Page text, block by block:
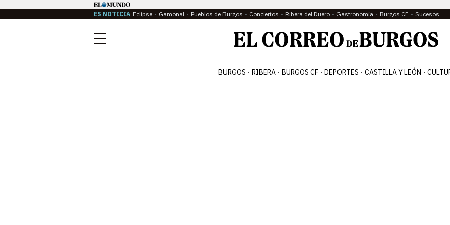
ES NOTICIA Eclipse Gamonal Pueblos de Burgos Conciertos Ribera del Duero Gastronomía Burgos CF Sucesos
Menú
BURGOS RIBERA BURGOS CF DEPORTES CASTILLA Y LEÓN